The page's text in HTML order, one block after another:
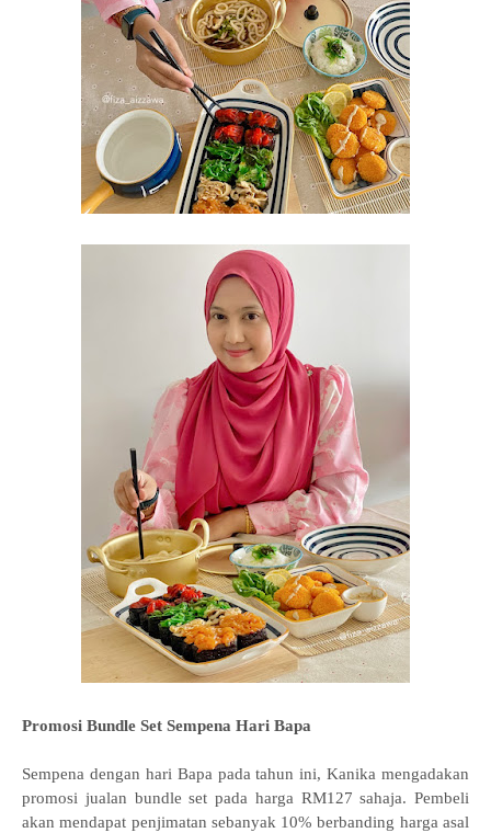
Promosi Bundle Set Sempena Hari Bapa
Sempena dengan hari Bapa pada tahun ini, Kanika mengadakan
promosi jualan bundle set pada harga RM127 sahaja. Pembeli
akan mendapat penjimatan sebanyak 10% berbanding harga asal